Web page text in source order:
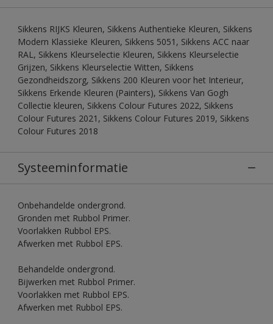
Sikkens RIJKS Kleuren, Sikkens Authentieke Kleuren, Sikkens
Modern Klassieke Kleuren, Sikkens 5051, Sikkens ACC naar
RAL, Sikkens Kleurselectie Kleuren, Sikkens Kleurselectie
Grijzen, Sikkens Kleurselectie Witten, Sikkens
Gezondheidszorg, Sikkens 200 Kleuren voor het Interieur,
Sikkens Erkende Kleuren (Painters), Sikkens Van Gogh
Collectie kleuren, Sikkens Colour Futures 2022, Sikkens
Colour Futures 2021, Sikkens Colour Futures 2019, Sikkens
Colour Futures 2018
Systeeminformatie
Onbehandelde ondergrond.
Gronden met Rubbol Primer.
Voorlakken Rubbol EPS.
Afwerken met Rubbol EPS.
Behandelde ondergrond.
Bijwerken met Rubbol Primer.
Voorlakken met Rubbol EPS.
Afwerken met Rubbol EPS.